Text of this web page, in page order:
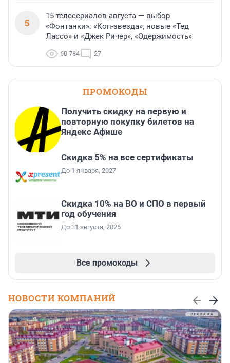
5
15 телесериалов августа — выбор
«Фонтанки»: «Коп-звезда», новые «Тед
Лассо» и «Джек Ричер», «Одержимость»
60 784 27
ПРОМОКОДЫ
Получить скидку на первую и
повторную покупку билетов на
Яндекс Афише
Скидка 5% на все сертификаты
До 1 января, 2027
Скидка 10% на ВО и СПО в первый
год обучения
До 31 августа, 2026
Все промокоды
НОВОСТИ КОМПАНИЙ